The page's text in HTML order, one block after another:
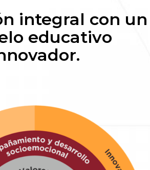
integral con un
educativo